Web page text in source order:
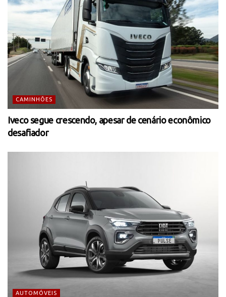
CAMINHÕES
Iveco segue crescendo, apesar de cenário econômico
desafiador
AUTOMÓVEIS